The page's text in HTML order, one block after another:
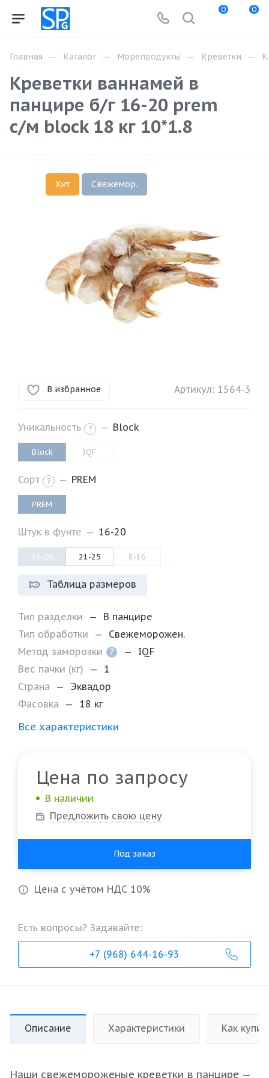
0 0
Главная — Каталог — Морепродукты — Креветки —
Креветки ваннамей в
панцире б/г 16-20 prem
с/м block 18 кг 10*1.8
Хит Свежемор.
В избранное Артикул: 1564-3
Уникальность ? — Block
Block IQF
Сорт ? — PREM
PREM
Штук в фунте — 16-20
16-20 21-25 8-16
Таблица размеров
Тип разделки —
В панцире
Тип обработки
—
Свежеморожен.
Метод заморозки
? —
IQF
Вес пачки (кг)
—
1
Страна
—
Эквадор
Фасовка
— 18 кг
Все характеристики
Цена по запросу
В наличии
Предложить свою цену
Под заказ
Цена с учётом НДС 10%
Есть вопросы? Задавайте:
+7 (968) 644-16-93
Описание Характеристики Как
Наши свежемороженые креветки в панцире —